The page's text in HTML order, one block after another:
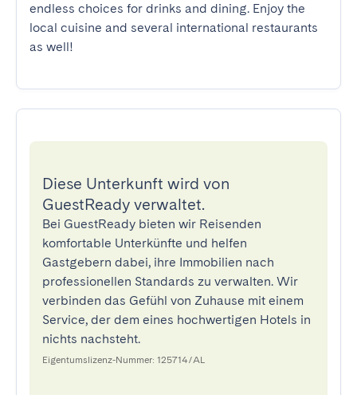
endless choices for drinks and dining. Enjoy the
local cuisine and several international restaurants
as well!
Diese Unterkunft wird von
GuestReady verwaltet.
Bei GuestReady bieten wir Reisenden
komfortable Unterkünfte und helfen
Gastgebern dabei, ihre Immobilien nach
professionellen Standards zu verwalten. Wir
verbinden das Gefühl von Zuhause mit einem
Service, der dem eines hochwertigen Hotels in
nichts nachsteht.
Eigentumslizenz-Nummer: 125714/AL